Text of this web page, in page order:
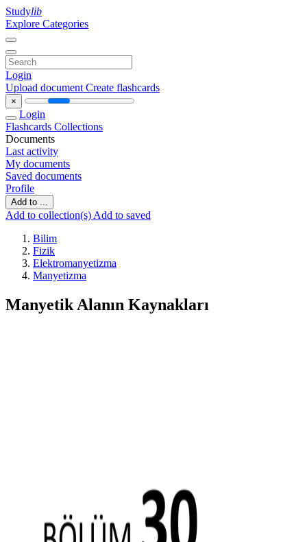
Studylib
Explore Categories
Login
Upload document Create flashcards
×
Login
Flashcards Collections
Documents
Last activity
My documents
Saved documents
Profile
Add to ...
Add to collection(s) Add to saved
Bilim
Fizik
Elektromanyetizma
Manyetizma
Manyetik Alanın Kaynakları